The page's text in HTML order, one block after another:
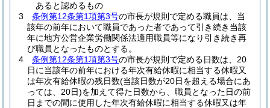
あると認めるもの
3
条例第12条第1項第3号の市長が規則で定める職員は、当
該年の前年において職員であった者であって引き続き当該
年に地方公営企業労働関係法適用職員等になり引き続き再
び職員となったものとする。
4
条例第12条第1項第3号の市長が規則で定める日数は、20
日に当該年の前年における年次有給休暇に相当する休暇又
は年次有給休暇の残日数(当該日数が20日を超える場合にあ
っては、20日)を加えて得た日数から、職員となった日の前
日までの間に使用した年次有給休暇に相当する休暇又は年